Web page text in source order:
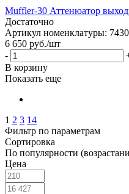
Muffler-30 Аттенюатор
Достаточно
Артикул номенклатуры:
6 650 руб./шт
-
В корзину
Показать еще
1 2 3 14
Фильтр по параметрам
Сортировка
По популярности
Цена